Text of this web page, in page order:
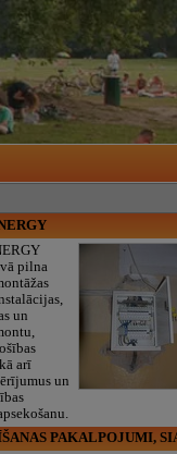
pilna
un
arī
un
PAKALPOJUMI,